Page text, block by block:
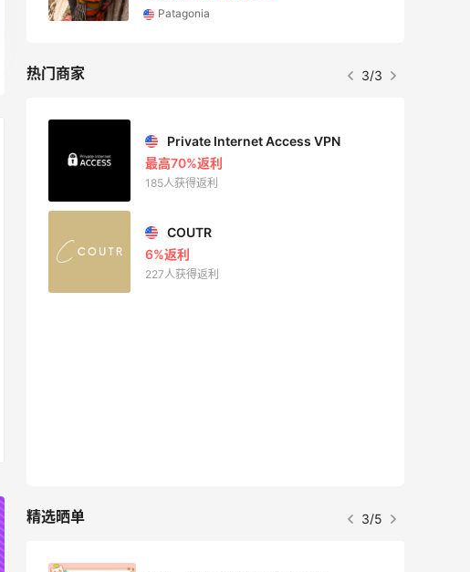
Patagonia
热门商家 3/3
Private Internet Access VPN
最高70%返利
185人获得返利
COUTR
6%返利
227人获得返利
精选晒单 3/5